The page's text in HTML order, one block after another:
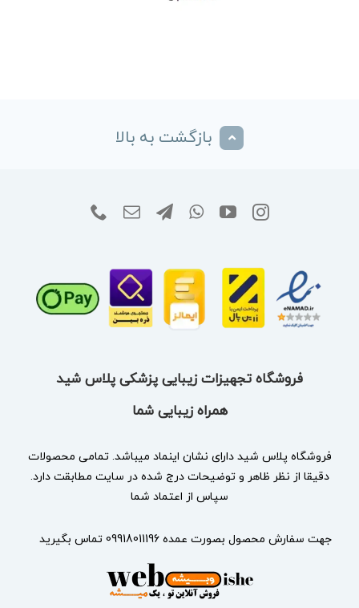
بازگشت به بالا
فروشگاه تجهیزات زیبایی پزشکی پلاس شید
همراه زیبایی شما
فروشگاه پلاس شید دارای نشان اینماد میباشد. تمامی محصولات
دقیقا از نظر ظاهر و توضیحات درج شده در سایت مطابقت دارد.
سپاس از اعتماد شما
جهت سفارش محصول بصورت عمده 09918011196 تماس بگیرید